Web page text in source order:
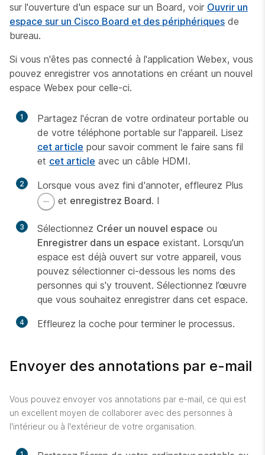
sur l'ouverture d'un espace sur un Board, voir Ouvrir un
espace sur un Cisco Board et des périphériques de
bureau.
Si vous n'êtes pas connecté à l'application Webex, vous
pouvez enregistrer vos annotations en créant un nouvel
espace Webex pour celle-ci.
1
Partagez l'écran de votre ordinateur portable ou
de votre téléphone portable sur l'appareil. Lisez
cet article pour savoir comment le faire sans fil
et cet article avec un câble HDMI.
2
Lorsque vous avez fini d'annoter, effleurez Plus
et enregistrez Board. I
3 Sélectionnez Créer un nouvel espace ou
Enregistrer dans un espace existant. Lorsqu'un
espace est déjà ouvert sur votre appareil, vous
pouvez sélectionner ci-dessous les noms des
personnes qui s'y trouvent. Sélectionnez l’œuvre
que vous souhaitez enregistrer dans cet espace.
4 Effleurez la coche pour terminer le processus.
Envoyer des annotations par e-mail
Vous pouvez envoyer vos annotations par e-mail, ce qui est
un excellent moyen de collaborer avec des personnes à
l'intérieur ou à l'extérieur de votre organisation.